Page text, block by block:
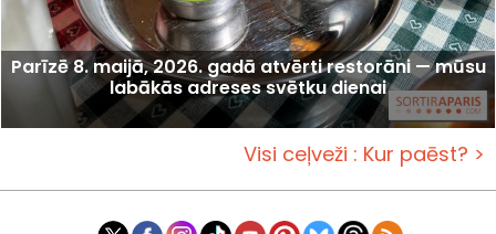
Parīzē 8. maijā, 2026. gadā atvērti restorāni — mūsu
labākās adreses svētku dienai
Visi ceļveži : Kur paēst? >